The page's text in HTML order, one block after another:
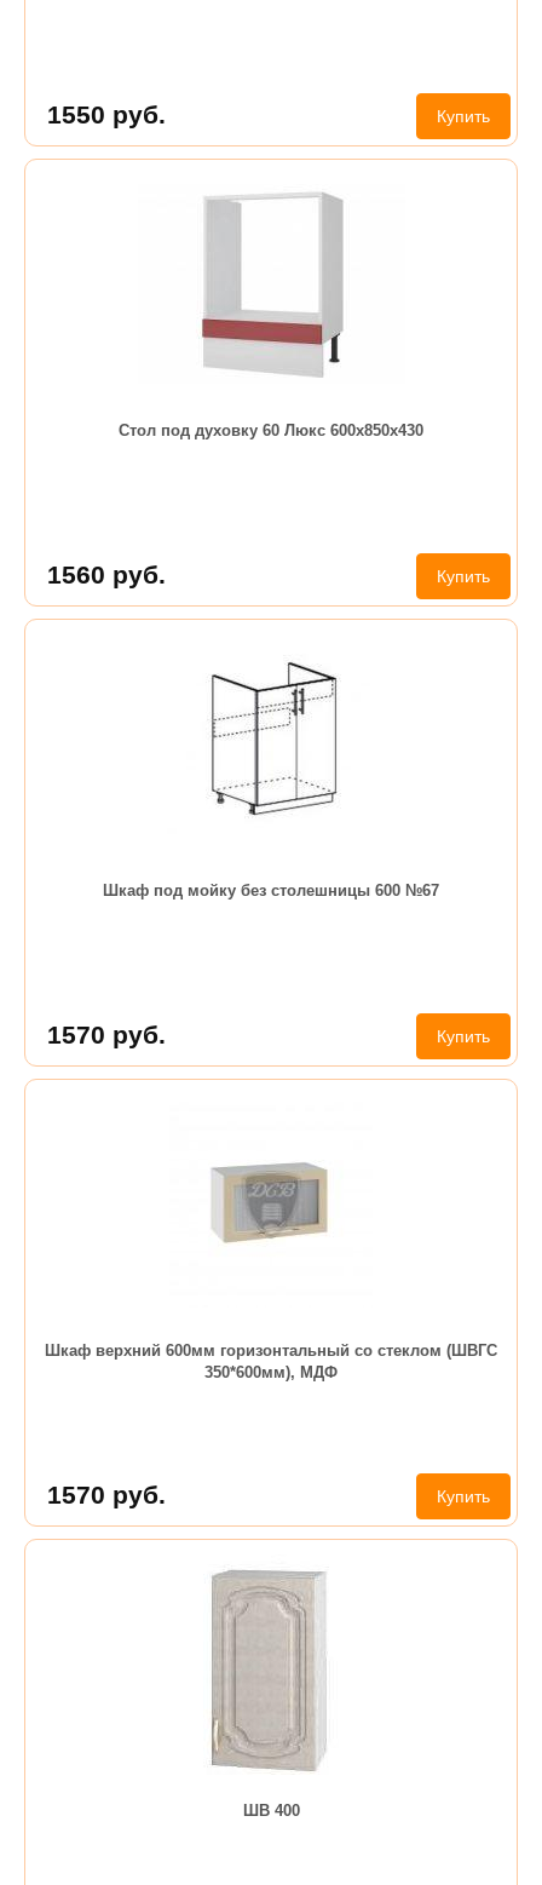
1550 руб. Купить
Стол под духовку 60 Люкс 600х850х430
1560 руб. Купить
Шкаф под мойку без столешницы 600 №67
1570 руб. Купить
Шкаф верхний 600мм горизонтальный со стеклом (ШВГС
350*600мм), МДФ
1570 руб. Купить
ШВ 400